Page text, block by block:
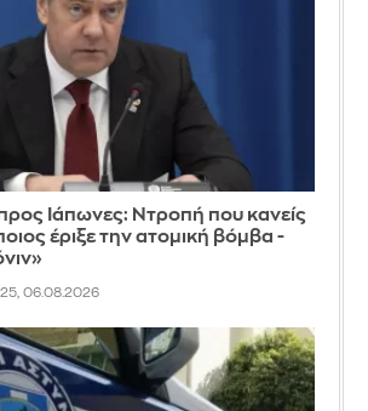
Ιάπωνες: Ντροπή που κανείς
έριξε την ατομική βόμβα -
06.08.2026